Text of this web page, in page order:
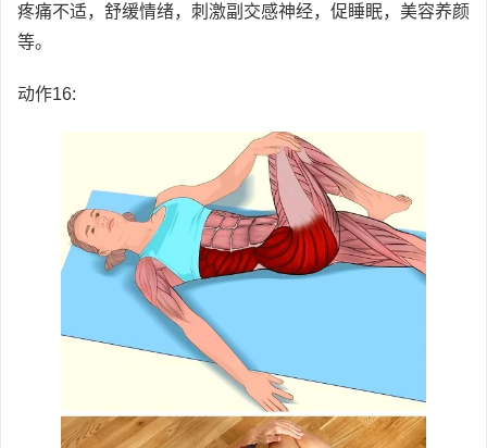
疼痛不适，舒缓情绪，刺激副交感神经，促睡眠，美容养颜
等。
动作16: